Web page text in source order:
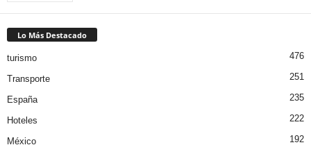
Lo Más Destacado
turismo 476
Transporte 251
España 235
Hoteles 222
México 192